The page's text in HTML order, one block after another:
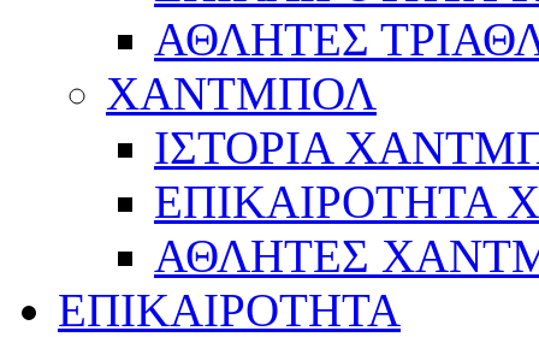
ΑΘΛΗΤΕΣ
ΧΑΝΤΜΠΟΛ
ΙΣΤΟΡΙΑ
ΕΠΙΚΑΙΡΟΤΗΤΑ
ΑΘΛΗΤΕΣ
ΕΠΙΚΑΙΡΟΤΗΤΑ